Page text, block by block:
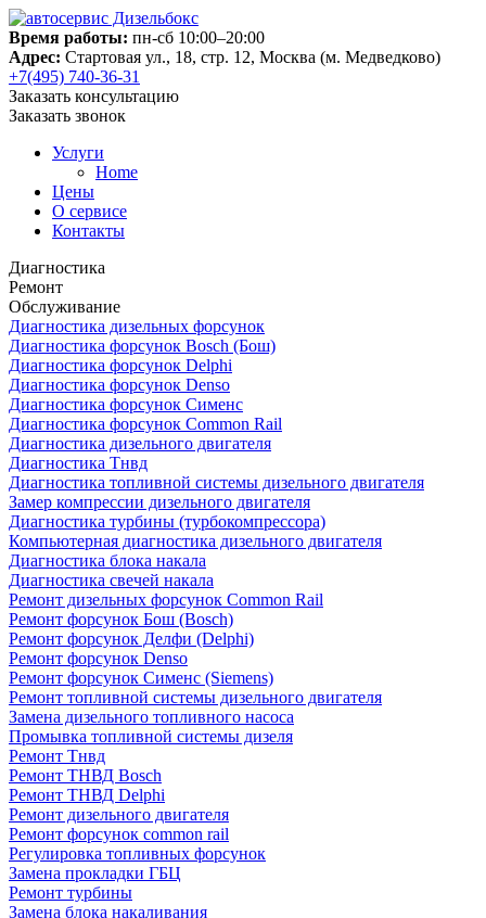
Время работы: пн-сб 10:00–20:00
Адрес: Стартовая ул., 18, стр. 12, Москва (м. Медведково)
+7(495) 740-36-31
Заказать консультацию
Заказать звонок
Услуги
Home
Цены
О сервисе
Контакты
Диагностика
Ремонт
Обслуживание
Диагностика дизельных форсунок
Диагностика форсунок Bosch (Бош)
Диагностика форсунок Delphi
Диагностика форсунок Denso
Диагностика форсунок Сименс
Диагностика форсунок Common Rail
Диагностика дизельного двигателя
Диагностика Тнвд
Диагностика топливной системы дизельного двигателя
Замер компрессии дизельного двигателя
Диагностика турбины (турбокомпрессора)
Компьютерная диагностика дизельного двигателя
Диагностика блока накала
Диагностика свечей накала
Ремонт дизельных форсунок Common Rail
Ремонт форсунок Бош (Bosch)
Ремонт форсунок Делфи (Delphi)
Ремонт форсунок Denso
Ремонт форсунок Сименс (Siemens)
Ремонт топливной системы дизельного двигателя
Замена дизельного топливного насоса
Промывка топливной системы дизеля
Ремонт Тнвд
Ремонт ТНВД Bosch
Ремонт ТНВД Delphi
Ремонт дизельного двигателя
Ремонт форсунок common rail
Регулировка топливных форсунок
Замена прокладки ГБЦ
Ремонт турбины
Замена блока накаливания